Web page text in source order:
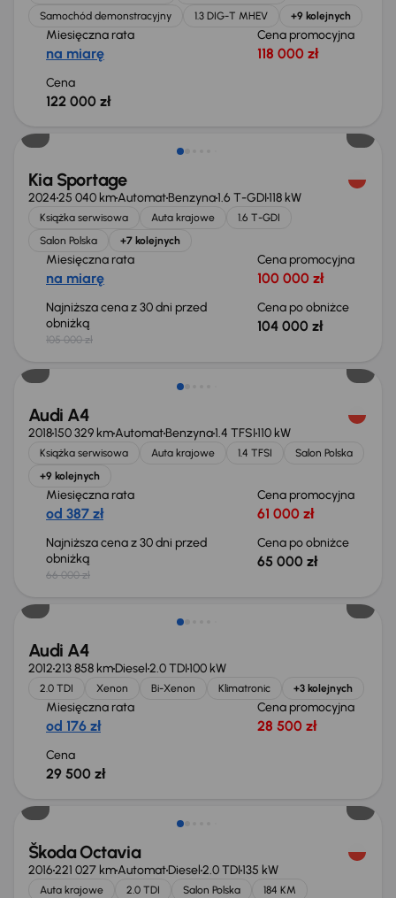
Samochód demonstracyjny
1.3 DIG-T MHEV +9 kolejnych
Miesięczna rata
na miarę
Cena promocyjna
118 000 zł
Cena
122 000 zł
Kia Sportage
202425 040 kmAutomatBenzyna1.6 T-GDI118 kW
Książka serwisowa Auta krajowe
1.6 T-GDI
Salon Polska
+7 kolejnych
Miesięczna rata
na miarę
Cena promocyjna
100 000 zł
Najniższa cena z 30 dni przed
obniżką
105 000 zł
Cena po obniżce
104 000 zł
Taniej o 1 000 zł
Audi A4
2018150 329 kmAutomatBenzyna1.4 TFSI110 kW
Książka serwisowa Auta krajowe 1.4 TFSI
Salon Polska
+9 kolejnych
Miesięczna rata
od 387 zł
Cena promocyjna
61 000 zł
Najniższa cena z 30 dni przed
obniżką
66 000 zł
Cena po obniżce
65 000 zł
Audi A4
2012213 858 kmDiesel2.0 TDI100 kW
2.0 TDI Xenon Bi-Xenon Klimatronic +3 kolejnych
Miesięczna rata
od 176 zł
Cena promocyjna
28 500 zł
Cena
29 500 zł
Škoda Octavia
2016221 027 kmAutomatDiesel2.0 TDI135 kW
Auta krajowe 2.0 TDI Salon Polska
184 KM